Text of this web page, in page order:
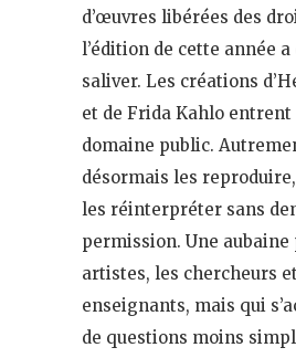
d’œuvres libérées des
l’édition de cette année
saliver. Les créations
et de Frida Kahlo entrent
domaine public.
désormais les
les réinterpréter sans
permission. Une aubaine
artistes, les chercheurs
enseignants, mais qui
de questions moins